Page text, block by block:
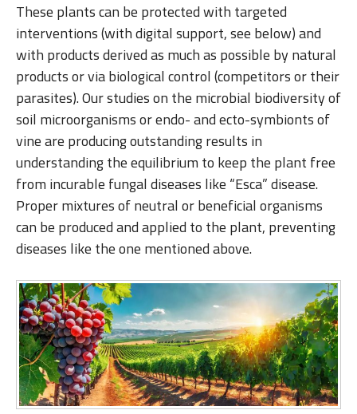
These plants can be protected with targeted
interventions (with digital support, see below) and
with products derived as much as possible by natural
products or via biological control (competitors or their
parasites). Our studies on the microbial biodiversity of
soil microorganisms or endo- and ecto-symbionts of
vine are producing outstanding results in
understanding the equilibrium to keep the plant free
from incurable fungal diseases like “Esca” disease.
Proper mixtures of neutral or beneficial organisms
can be produced and applied to the plant, preventing
diseases like the one mentioned above.